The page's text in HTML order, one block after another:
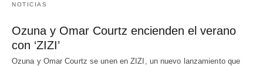
NOTICIAS
Ozuna y Omar Courtz encienden el verano
con ‘ZIZI’
Ozuna y Omar Courtz se unen en ZIZI, un nuevo lanzamiento que